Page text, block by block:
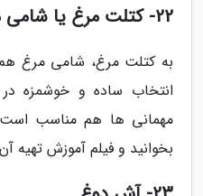
22- کتلت مرغ یا شامی مرغ
به کتلت مرغ، شامی مرغ
انتخاب ساده و خوشمزه
مهمانی ها هم مناسب است.
بخوانید و فیلم آموزش تهیه